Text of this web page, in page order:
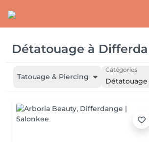
Détatouage à
Tatouage & Piercing
Catégories
Détatouage